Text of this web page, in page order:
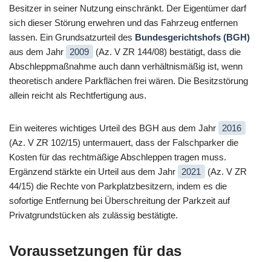
Besitzer in seiner Nutzung einschränkt. Der Eigentümer darf
sich dieser Störung erwehren und das Fahrzeug entfernen
lassen. Ein Grundsatzurteil des Bundesgerichtshofs (BGH)
aus dem Jahr
2009
(Az. V ZR 144/08) bestätigt, dass die
Abschleppmaßnahme auch dann verhältnismäßig ist, wenn
theoretisch andere Parkflächen frei wären. Die Besitzstörung
allein reicht als Rechtfertigung aus.
Ein weiteres wichtiges Urteil des BGH aus dem Jahr
2016
(Az. V ZR 102/15) untermauert, dass der Falschparker die
Kosten für das rechtmäßige Abschleppen tragen muss.
Ergänzend stärkte ein Urteil aus dem Jahr
2021
(Az. V ZR
44/15) die Rechte von Parkplatzbesitzern, indem es die
sofortige Entfernung bei Überschreitung der Parkzeit auf
Privatgrundstücken als zulässig bestätigte.
Voraussetzungen für das